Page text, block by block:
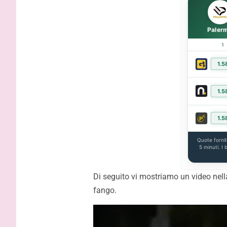
1
Quote
5 minuti. I
Di seguito vi mostriamo un video
fango.
Inzaghi:
migliori
capire la